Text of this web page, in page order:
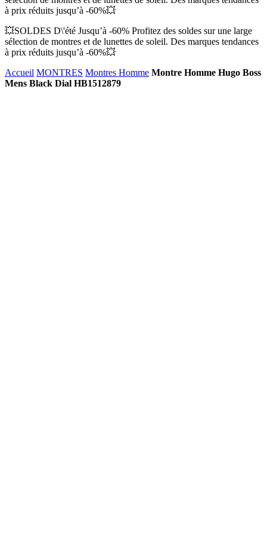
à prix réduits jusqu’à -60%💥
💥SOLDES D\'été Jusqu’à -60% Profitez des soldes sur une large
sélection de montres et de lunettes de soleil. Des marques tendances
à prix réduits jusqu’à -60%💥
Accueil MONTRES Montres Homme Montre Homme Hugo Boss
Mens Black Dial HB1512879